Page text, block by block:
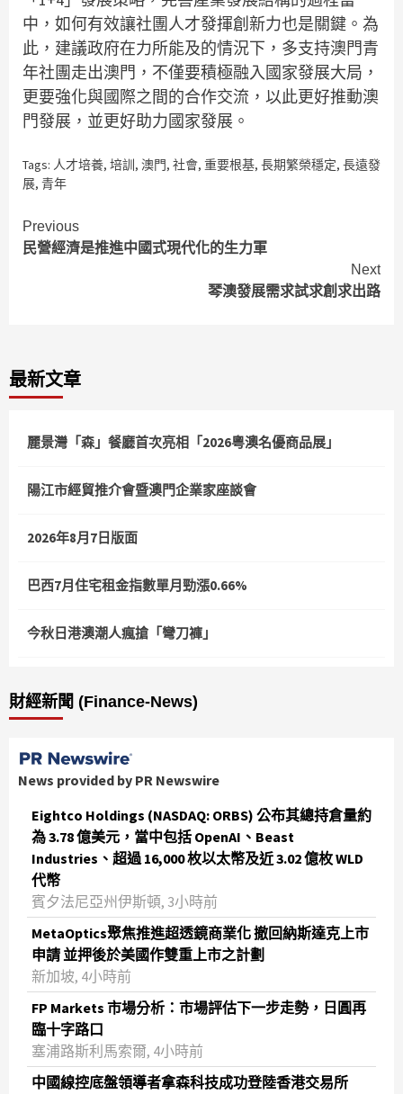
中，如何有效讓社團人才發揮創新力也是關鍵。為
此，建議政府在力所能及的情況下，多支持澳門青
年社團走出澳門，不僅要積極融入國家發展大局，
更要強化與國際之間的合作交流，以此更好推動澳
門發展，並更好助力國家發展。
Tags: 人才培養, 培訓, 澳門, 社會, 重要根基, 長期繁榮穩定, 長遠發
展, 青年
Continue
Reading
Previous
民營經濟是推進中國式現代化的生力軍
Next
琴澳發展需求試求創求出路
最新文章
麗景灣「森」餐廳首次亮相「2026粵澳名優商品展」
陽江市經貿推介會暨澳門企業家座談會
2026年8月7日版面
巴西7月住宅租金指數單月勁漲0.66%
今秋日港澳潮人瘋搶「彎刀褲」
財經新聞 (Finance-News)
News provided by PR Newswire
Eightco Holdings (NASDAQ: ORBS) 公布其總持倉量約
為 3.78 億美元，當中包括 OpenAI、Beast
Industries、超過 16,000 枚以太幣及近 3.02 億枚 WLD
代幣
賓夕法尼亞州伊斯頓, 3小時前
MetaOptics聚焦推進超透鏡商業化 撤回納斯達克上市
申請 並押後於美國作雙重上市之計劃
新加坡, 4小時前
FP Markets 市場分析：市場評估下一步走勢，日圓再
臨十字路口
塞浦路斯利馬索爾, 4小時前
中國線控底盤領導者拿森科技成功登陸香港交易所